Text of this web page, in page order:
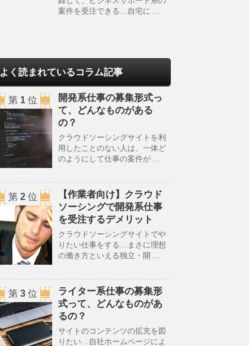
案件を受注できる…自宅に ...
よく読まれているコラム記事
第 1位
開発系仕事の募集形式っ
て、どんなものがある
の？
クラウドソーシングサイトを利
用したことのない人は、一体ど
のようにして仕事の案件が ...
第 2位
【作業者向け】クラウド
ソーシングで開発系仕事
を受注するデメリット
クラウドソーシングサイトでや
りたい仕事をする…まさに理想
の働き方といえる独立・開 ...
第 3位
ライター系仕事の募集形
式って、どんなものがあ
るの？
サイトのコンテンツの拡充を図
りたい…自社ホームページによ